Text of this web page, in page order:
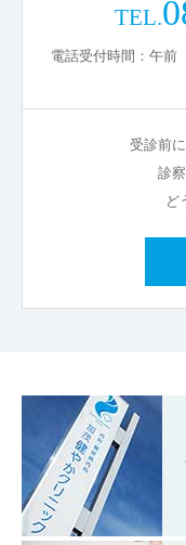
TEL.
電話受付時間：午
受診前
診
ど